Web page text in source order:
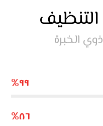
الخبرة
٩٩%
٨٦%